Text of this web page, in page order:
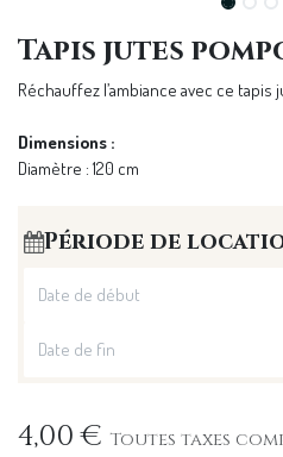
Tapis jutes
Réchauffez l’ambiance avec ce
Dimensions :
Diamètre : 120 cm
Période de
4,00€ Toutes taxes